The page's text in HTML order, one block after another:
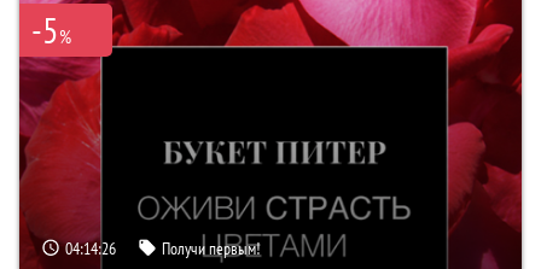
-5%
04:14:26 Получи первым!